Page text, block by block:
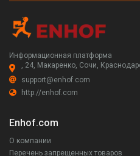
Информационная платформа
, 24, Макаренко, Сочи,
support@enhof.com
http://enhof.com
Enhof.com
О компании
Перечень запрещенных товаров